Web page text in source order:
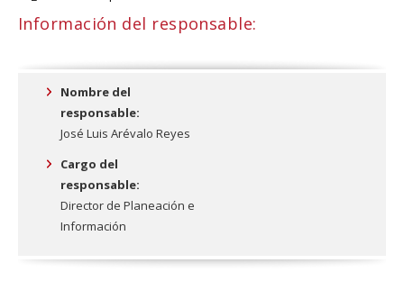
Información del responsable:
Nombre del
responsable:
José Luis Arévalo Reyes
Cargo del
responsable:
Director de Planeación e
Información